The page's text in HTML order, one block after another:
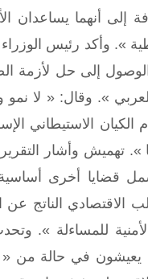
إلى أنهما يساعدان
». وأكد رئيس الوزراء
إلى حل لأزمة
». وقال: « لا نمو
الكيان
تهميش وأشار
قضايا أخرى
الاقتصادي الناتج
للمساءلة ».
يعيشون في حالة من «